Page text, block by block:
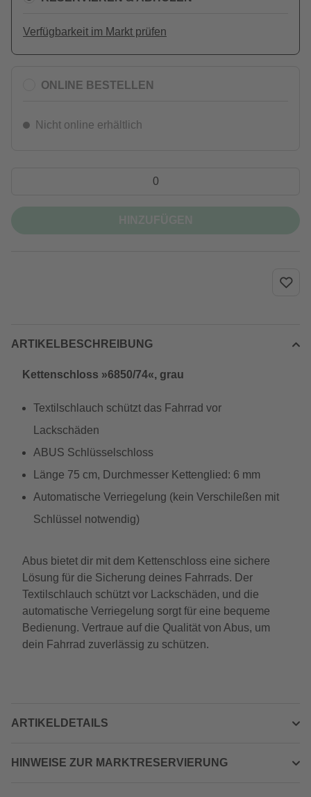
Verfügbarkeit im Markt prüfen
ONLINE BESTELLEN
Nicht online erhältlich
ARTIKELBESCHREIBUNG
Kettenschloss »6850/74«, grau
Textilschlauch schützt das Fahrrad vor
Lackschäden
ABUS Schlüsselschloss
Länge 75 cm, Durchmesser Kettenglied: 6 mm
Automatische Verriegelung (kein Verschileßen mit
Schlüssel notwendig)
Abus bietet dir mit dem Kettenschloss eine sichere
Lösung für die Sicherung deines Fahrrads. Der
Textilschlauch schützt vor Lackschäden, und die
automatische Verriegelung sorgt für eine bequeme
Bedienung. Vertraue auf die Qualität von Abus, um
dein Fahrrad zuverlässig zu schützen.
ARTIKELDETAILS
HINWEISE ZUR MARKTRESERVIERUNG